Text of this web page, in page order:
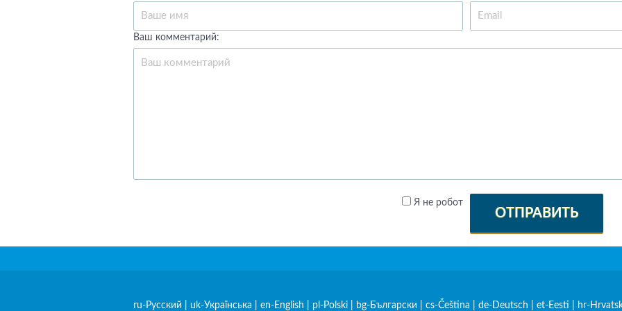
Ваш комментарий:
Я не робот
ОТПРАВИТЬ
ru-Русский uk-Українська en-English pl-Polski bg-Български cs-Čeština de-Deutsch et-Eesti hr-